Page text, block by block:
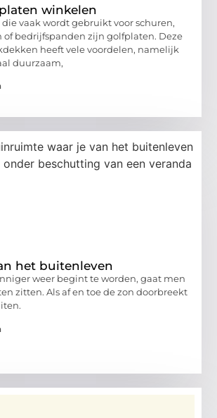
winkelen
vaak wordt gebruikt voor schuren,
of bedrijfspanden zijn golfplaten. Deze
heeft vele voordelen, namelijk
duurzaam,
het buitenleven
weer begint te worden, gaat men
zitten. Als af en toe de zon doorbreekt